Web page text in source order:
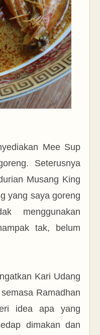
Mee Sup
Seterusnya
Musang King
yang saya goreng
menggunakan
tak, belum
Kari Udang
Ramadhan
idea apa yang
dimakan dan